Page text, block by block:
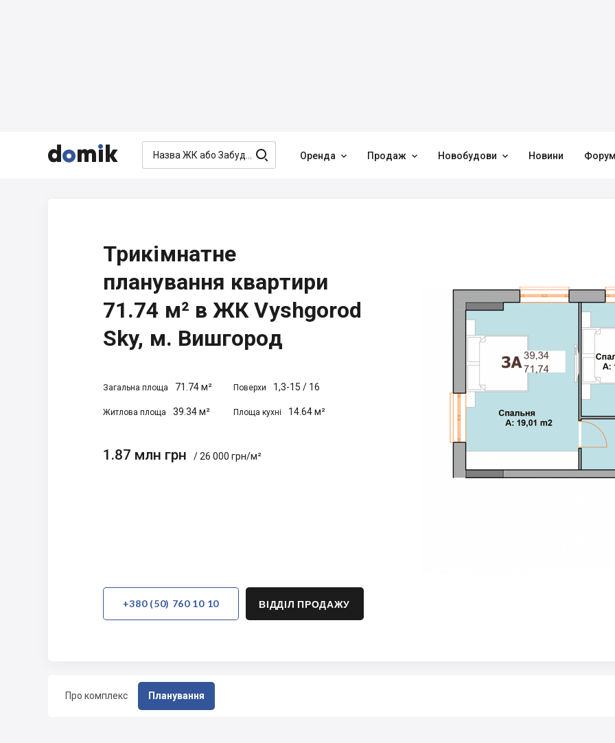


  Оренда  Продаж  Новобудови  Новини
Про комплекс Планування
Трикімнатне
планування квартири
71.74 м² в ЖК Vyshgorod
Sky, м. Вишгород
Загальна площа 71.74 м² Поверхи 1,3-15 / 16
Житлова площа 39.34 м² Площа кухні 14.64 м²
1.87 млн грн / 26 000 грн/м²
+380 (50) 760 10 10 ВІДДІЛ ПРОДАЖУ